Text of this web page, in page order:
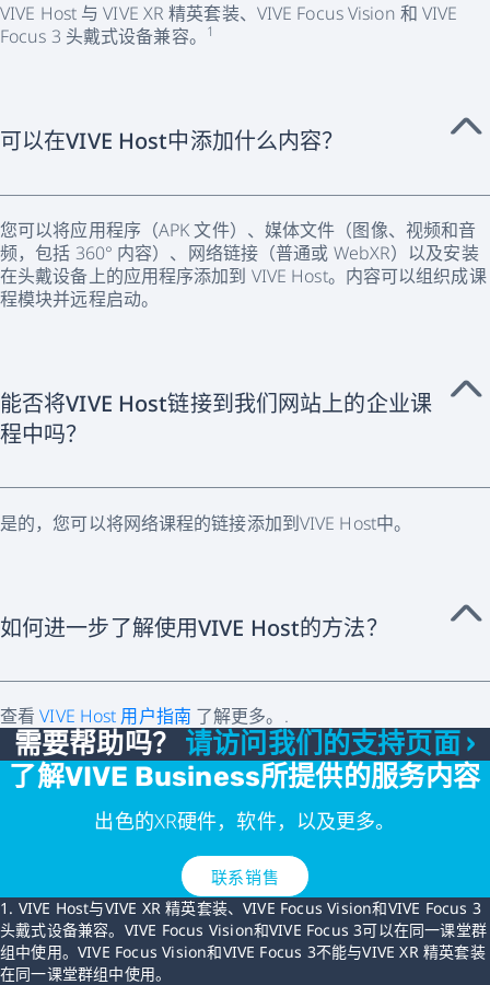
VIVE Host 与 VIVE XR 精英套装、VIVE Focus Vision 和 VIVE
Focus 3 头戴式设备兼容。
1
可以在VIVE Host中添加什么内容？
您可以将应用程序（APK 文件）、媒体文件（图像、视频和音
频，包括 360° 内容）、网络链接（普通或 WebXR）以及安装
在头戴设备上的应用程序添加到 VIVE Host。内容可以组织成课
程模块并远程启动。
能否将VIVE Host链接到我们网站上的企业课
程中吗？
是的，您可以将网络课程的链接添加到VIVE Host中。
如何进一步了解使用VIVE Host的方法？
查看VIVE Host 用户指南 了解更多。.
需要帮助吗？ 请访问我们的支持页面 ›
了解VIVE Business所提供的服务内容
出色的XR硬件，软件，以及更多。
联系销售
1. VIVE Host与VIVE XR 精英套装、VIVE Focus Vision和VIVE Focus 3
头戴式设备兼容。VIVE Focus Vision和VIVE Focus 3可以在同一课堂群
组中使用。VIVE Focus Vision和VIVE Focus 3不能与VIVE XR 精英套装
在同一课堂群组中使用。